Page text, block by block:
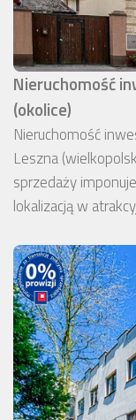
Nieruchomość
(okolice)
Nieruchomość
Leszna
sprzedaży
lokalizacją w